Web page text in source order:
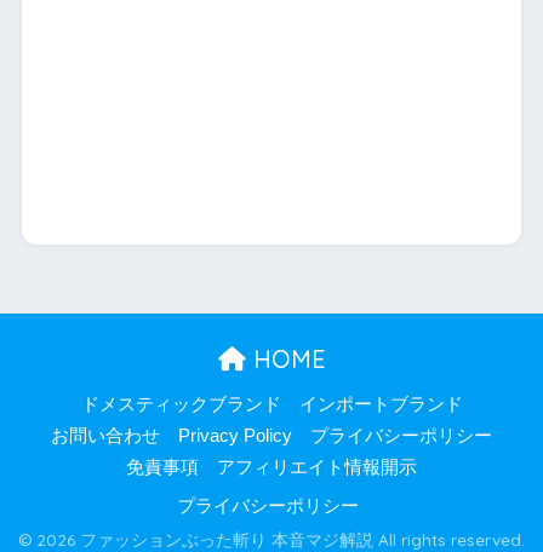
HOME
ドメスティックブランド
インポートブランド
お問い合わせ
Privacy Policy
プライバシーポリシー
免責事項
アフィリエイト情報開示
プライバシーポリシー
© 2026 ファッションぶった斬り 本音マジ解説 All rights reserved.